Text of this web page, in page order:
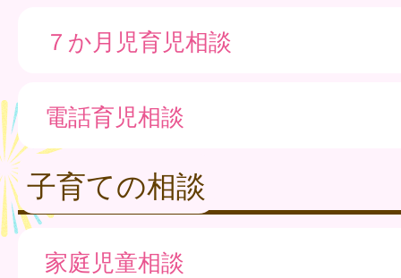
７か月児育児相談
電話育児相談
子育ての相談
家庭児童相談